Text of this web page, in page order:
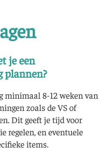
je een
8-12 weken van
zoals de VS of
Dit geeft je tijd voor
regelen, en eventuele
items.